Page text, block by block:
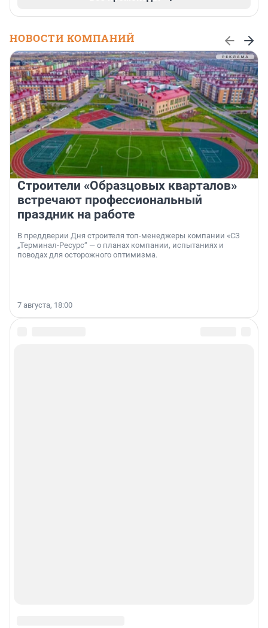
НОВОСТИ КОМПАНИЙ
Строители «Образцовых кварталов»
встречают профессиональный
праздник на работе
В преддверии Дня строителя топ-менеджеры компании «СЗ
„Терминал-Ресурс“ — о планах компании, испытаниях и
поводах для осторожного оптимизма.
7 августа, 18:00